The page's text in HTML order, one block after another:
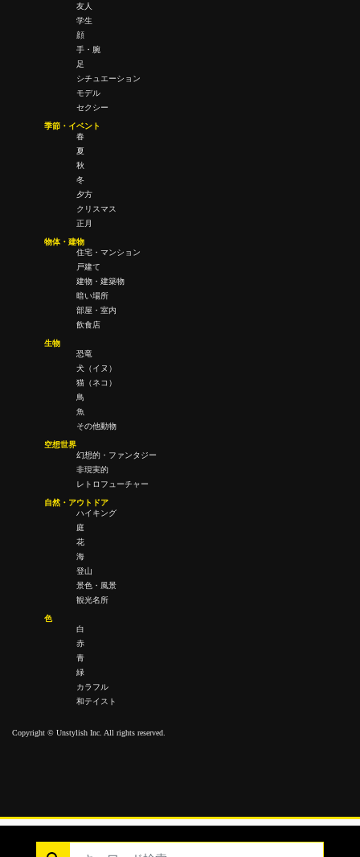
友人
学生
顔
手・腕
足
シチュエーション
モデル
セクシー
季節・イベント
春
夏
秋
冬
夕方
クリスマス
正月
物体・建物
住宅・マンション
戸建て
建物・建築物
暗い場所
部屋・室内
飲食店
生物
恐竜
犬（イヌ）
猫（ネコ）
鳥
魚
その他動物
空想世界
幻想的・ファンタジー
非現実的
レトロフューチャー
自然・アウトドア
ハイキング
庭
花
海
登山
景色・風景
観光名所
色
白
赤
青
緑
カラフル
和テイスト
Copyright © Unstylish Inc. All rights reserved.